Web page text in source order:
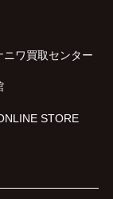
ニワ買取センター
STORE